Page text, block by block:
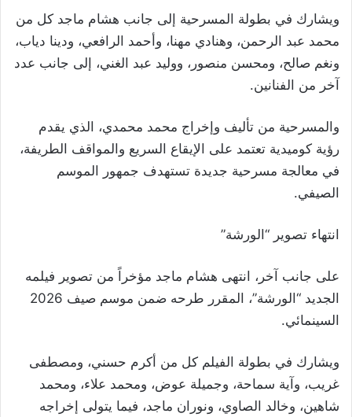
ويشارك في بطولة المسرحية إلى جانب هشام ماجد كل من
محمد عبد الرحمن، وهنادي مهنا، وأحمد الرافعي، ودينا دياب،
ونغم صالح، ومحسن منصور، ووليد عبد الغني، إلى جانب عدد
آخر من الفنانين.
والمسرحية من تأليف وإخراج محمد محمدي، الذي يقدم
رؤية كوميدية تعتمد على الإيقاع السريع والمواقف الطريفة،
في معالجة مسرحية جديدة تستهدف جمهور الموسم
الصيفي.
انتهاء تصوير “الورشة”
على جانب آخر، انتهى هشام ماجد مؤخراً من تصوير فيلمه
الجديد “الورشة”، المقرر طرحه ضمن موسم صيف 2026
السينمائي.
ويشارك في بطولة الفيلم كل من أكرم حسني، ومصطفى
غريب، وآية سماحة، وجميلة عوض، ومحمد علاء، ومحمد
شاهين، وخالد الصاوي، ونوران ماجد، فيما يتولى إخراجه